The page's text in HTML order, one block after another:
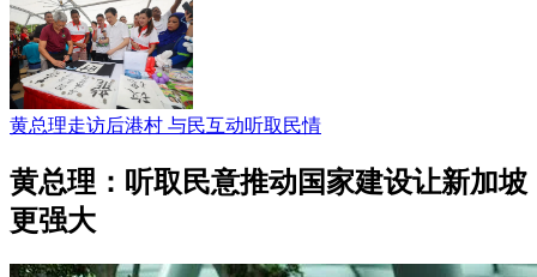
黄总理走访后港村 与民互动听取民情
黄总理：听取民意推动国家建设让新加坡
更强大